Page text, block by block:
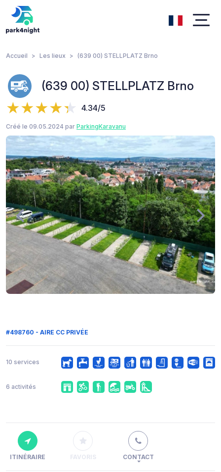
Accueil Les lieux (639 00) STELLPLATZ Brno
(639 00) STELLPLATZ Brno
4.34/5
Créé le 09.05.2024 par ParkingKaravanu
#498760 - AIRE CC PRIVÉE
10 services
6 activités
ITINÉRAIRE FAVORIS CONTACT